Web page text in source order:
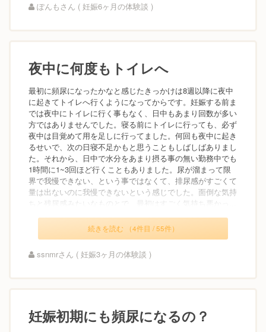
ぽんもさん ( 妊娠6ヶ月の体験談 )
夜中に何度もトイレへ
最初に頻尿になったかなと感じたきっかけは8週以降に夜中
に起きてトイレへ行くようになってからです。妊娠する前ま
では夜中にトイレに行く事もなく、日中もあまり回数が多い
方ではありませんでした。寝る前にトイレに行っても、必ず
夜中は目覚めて用を足しに行ってました。何回も夜中に起き
るせいで、次の日寝不足かもと思うこともしばしばありまし
た。それから、日中で水分をあまり摂る事の無い勤務中でも
1時間に1~3回ほど行くこともありました。尿が溜まって限
界で我慢できない、という事ではなくて、排尿感がすごくて
量は出ないのに我慢できないという感じでした。面倒な気持
ちと残尿感みたいなものとで、最初はすごく気持ち悪かっ...
続きを読む （4件目 / 55件）
ssnmrさん ( 妊娠3ヶ月の体験談 )
妊娠初期にも頻尿になるの？